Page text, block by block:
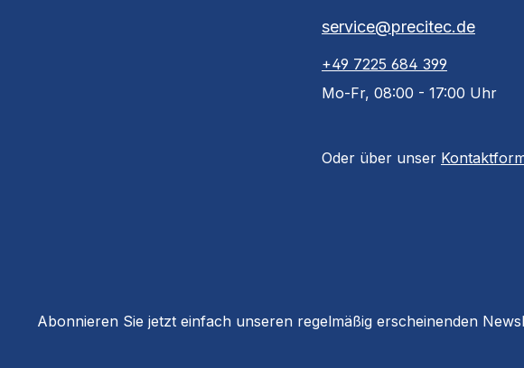
service@precitec.de
+49 7225 684 399
Mo-Fr, 08:00 - 17:00 Uhr
Oder über unser
Abonnieren Sie jetzt einfach unseren regelmäßig erscheinenden